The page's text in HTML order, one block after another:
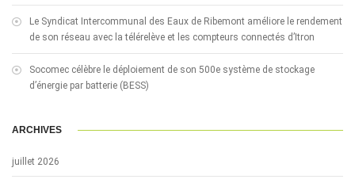
Le Syndicat Intercommunal des Eaux de Ribemont améliore le rendement
de son réseau avec la télérelève et les compteurs connectés d’Itron
Socomec célèbre le déploiement de son 500e système de stockage
d’énergie par batterie (BESS)
ARCHIVES
juillet 2026